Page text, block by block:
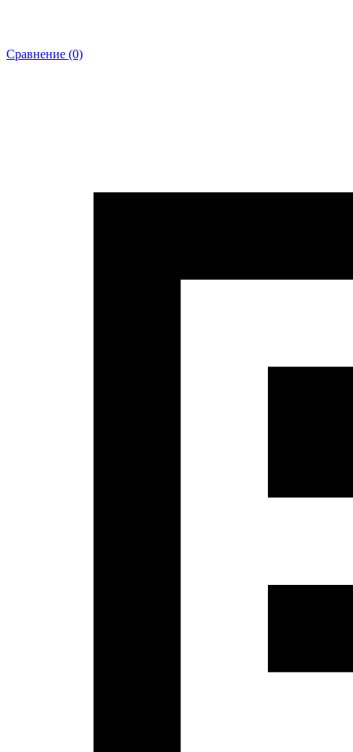
Сравнение (0)